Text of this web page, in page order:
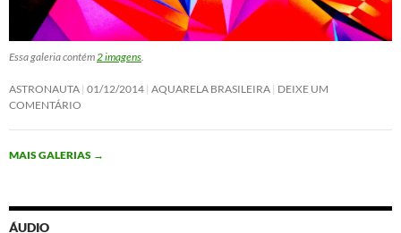
Essa galeria contém2 imagens.
ASTRONAUTA 01/12/2014 AQUARELA BRASILEIRA DEIXE UM
COMENTÁRIO
MAIS GALERIAS →
ÁUDIO